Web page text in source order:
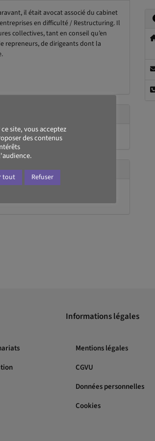
il était avocat associé du cabinet
en difficulté / Restructuring. Il
collectives, tant en conseil qu’en
repreneurs, de dirigeants dont la
Informations légales
Mentions légales
CGVU
Données personnelles
Cookies
site, vous acceptez
des contenus
tout Refuser